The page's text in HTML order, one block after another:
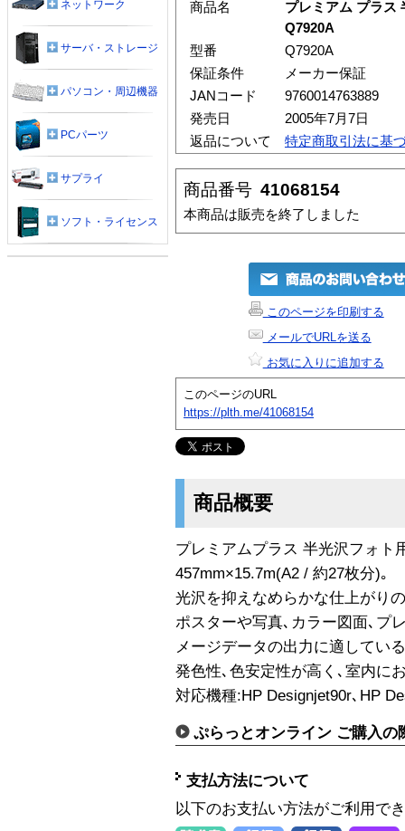
商品名
プレミアム プラス
Q7920A
型番
Q7920A
保証条件
メーカー保証
JANコード
9760014763889
発売日
2005年7月7日
返品について
特定商取引法に基
商品番号 41068154
本商品は販売を終了しました
このページを印刷する
メールでURLを送る
お気に入りに追加する
このページのURL
https://plth.me/41068154
商品概要
プレミアムプラス 半光沢フォト
457mm×15.7m(A2 / 約27枚分)｡
光沢を抑えなめらかな仕上がり
ポスターや写真､カラー図面､プ
メージデータの出力に適してい
発色性､色安定性が高く､室内に
対応機種:HP Designjet90r､HP
ぷらっとオンライン ご購入の
支払方法について
以下のお支払い方法がご利用で
ネットワーク
サーバ・ストレージ
パソコン・周辺機器
PCパーツ
サプライ
ソフト・ライセンス